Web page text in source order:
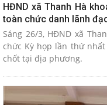
HĐND xã Thanh Hà
toàn chức danh lãnh
Sáng 26/3, HĐND xã
chức Kỳ họp lần thứ
chốt tại địa phương.